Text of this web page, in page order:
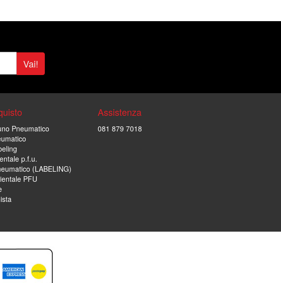
Vai!
Pneumatico
p.f.u.
(LABELING)
PFU
Assistenza
081 879 7018